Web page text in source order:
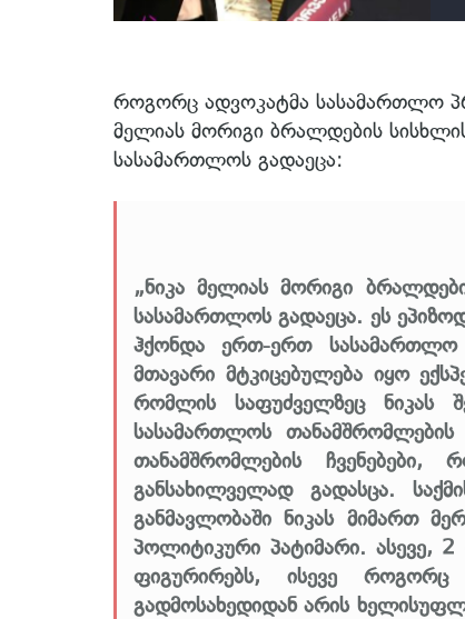
როგორც ადვოკატმა სასამართლო
მელიას მორიგი ბრალდების
სასამართლოს გადაეცა:
„ნიკა მელიას მორიგი
სასამართლოს გადაეცა. ეს
ჰქონდა ერთ-ერთ სასამართლო
მთავარი მტკიცებულება იყო
რომლის საფუძველზეც ნიკას
სასამართლოს
თანამშრომლების
განსახილველად გადასცა.
განმავლობაში ნიკას მიმართ
პოლიტიკური პატიმარი. ასევე, 2
ფიგურირებს, ისევე
გადმოსახედიდან არის